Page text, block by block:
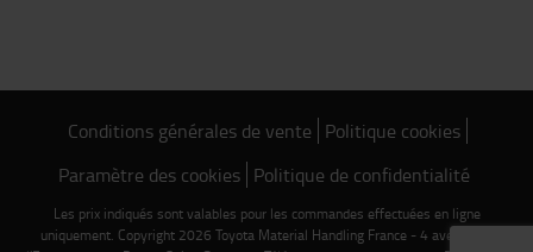
Conditions générales de vente Politique cookies
Paramètre des cookies Politique de confidentialité
Les prix indiqués sont valables pour les commandes effectuées en ligne
uniquement. Copyright 2026 Toyota Material Handling France - 4 avenue de